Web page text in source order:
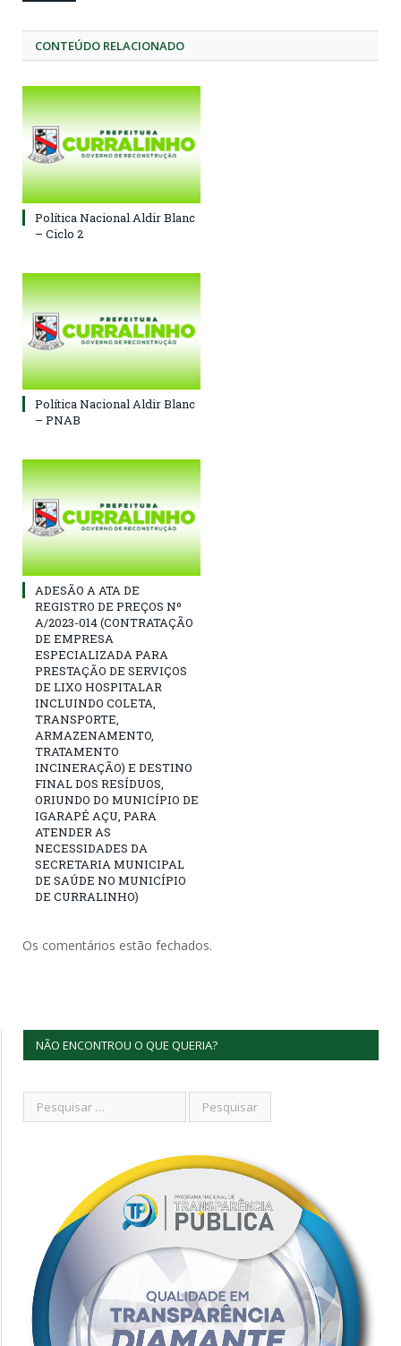
CONTEÚDO RELACIONADO
Política Nacional Aldir Blanc
– Ciclo 2
Política Nacional Aldir Blanc
– PNAB
ADESÃO A ATA DE
REGISTRO DE PREÇOS Nº
A/2023-014 (CONTRATAÇÃO
DE EMPRESA
ESPECIALIZADA PARA
PRESTAÇÃO DE SERVIÇOS
DE LIXO HOSPITALAR
INCLUINDO COLETA,
TRANSPORTE,
ARMAZENAMENTO,
TRATAMENTO
INCINERAÇÃO) E DESTINO
FINAL DOS RESÍDUOS,
ORIUNDO DO MUNICÍPIO DE
IGARAPÉ AÇU, PARA
ATENDER AS
NECESSIDADES DA
SECRETARIA MUNICIPAL
DE SAÚDE NO MUNICÍPIO
DE CURRALINHO)
Os comentários estão fechados.
NÃO ENCONTROU O QUE QUERIA?